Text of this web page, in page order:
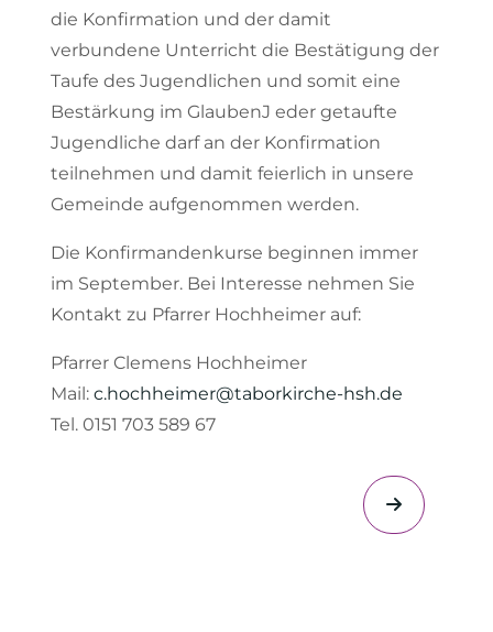
die Konfirmation und der damit
verbundene Unterricht die Bestätigung der
Taufe des Jugendlichen und somit eine
Bestärkung im GlaubenJ eder getaufte
Jugendliche darf an der Konfirmation
teilnehmen und damit feierlich in unsere
Gemeinde aufgenommen werden.
Die Konfirmandenkurse beginnen immer
im September. Bei Interesse nehmen Sie
Kontakt zu Pfarrer Hochheimer auf:
Pfarrer Clemens Hochheimer
Mail: c.hochheimer@taborkirche-hsh.de
Tel. 0151 703 589 67